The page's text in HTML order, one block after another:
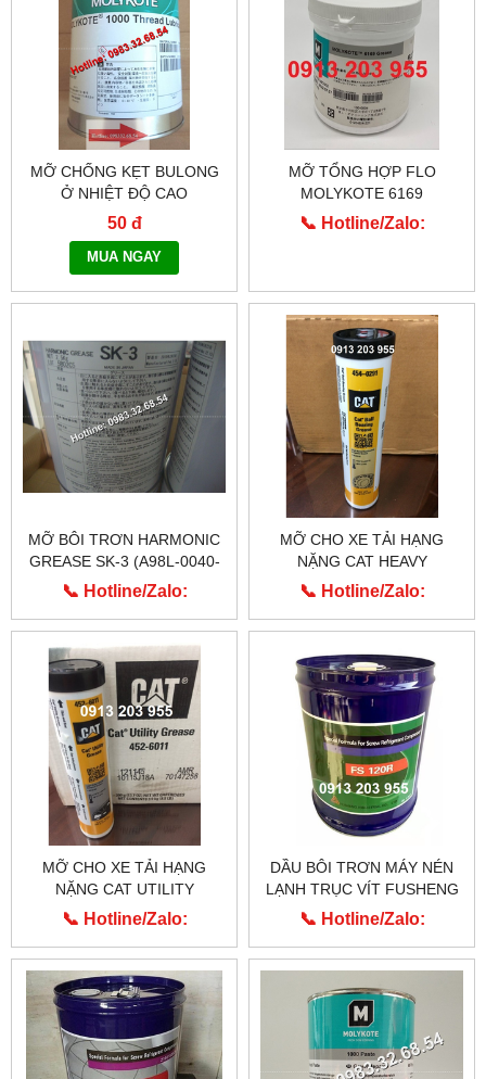
MỠ CHỐNG KẸT BULONG
Ở NHIỆT ĐỘ CAO
MOLYKOTE 1000
50 đ
MUA NGAY
MỠ TỔNG HỢP FLO
MOLYKOTE 6169
📞 Hotline/Zalo:
MỠ BÔI TRƠN HARMONIC
GREASE SK-3 (A98L-0040-
0110)
📞 Hotline/Zalo:
0913.203.955
MỠ CHO XE TẢI HẠNG
NẶNG CAT HEAVY
MACHINERY 454-0291
📞 Hotline/Zalo:
0913.203.955
MỠ CHO XE TẢI HẠNG
NẶNG CAT UTILITY
GREASE 452-6011
📞 Hotline/Zalo:
0913.203.955
DẦU BÔI TRƠN MÁY NÉN
LẠNH TRỤC VÍT FUSHENG
FS 120R
📞 Hotline/Zalo:
0913.203.955